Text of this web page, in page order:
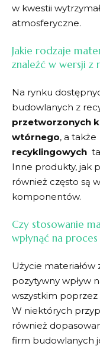
w⁤ kwestii
atmosferyczne.
Jakie​ rodzaje‍
znaleźć w wersji z
Na rynku
budowlanych z
przetworzonych
wtórnego, a także ⁣
recyklingowych
Inne ‌produkty, jak
również często są
komponentów.
Czy stosowanie
wpłynąć‌ na​
Użycie
pozytywny‍ wpływ
wszystkim poprzez⁣
W ⁤niektórych
również
firm budowlanych